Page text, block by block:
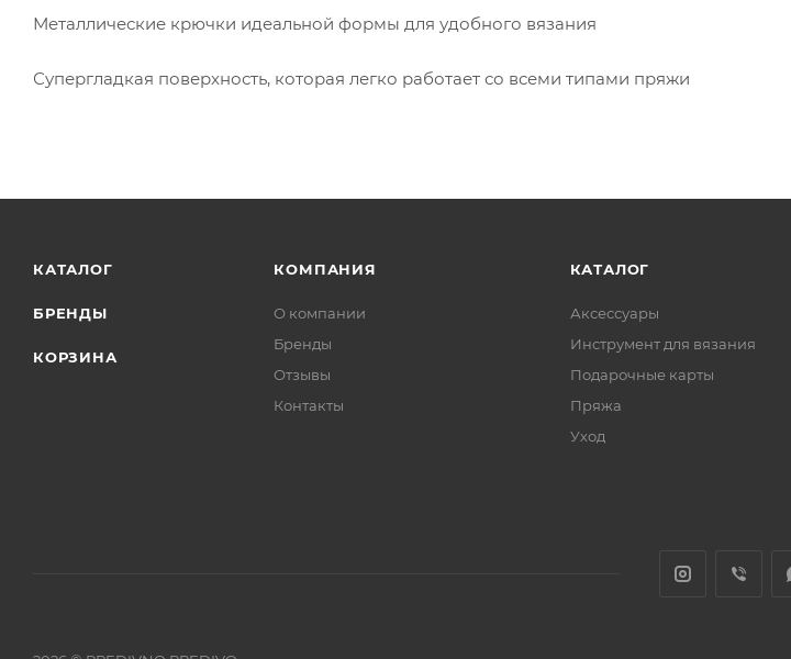
Металлические крючки идеальной формы для удобного вязания
Супергладкая поверхность, которая легко работает со всеми типами пряжи
КАТАЛОГ
БРЕНДЫ
КОРЗИНА
КОМПАНИЯ
О компании
Бренды
Отзывы
Контакты
КАТАЛОГ
Аксессуары
Инструмент для вязания
Подарочные карты
Пряжа
Уход